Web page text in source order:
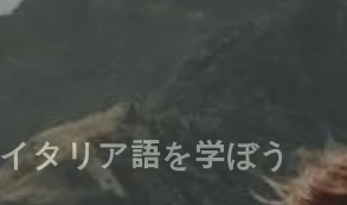
タリア語を学ぼう